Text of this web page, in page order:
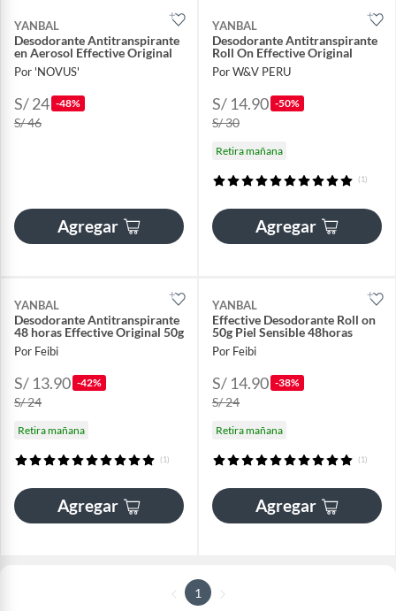
YANBAL
Desodorante Antitranspirante
en Aerosol Effective Original
Por 'NOVUS'
S/ 24 -48%
S/ 46
Agregar
YANBAL
Desodorante Antitranspirante
Roll On Effective Original
Por W&V PERU
S/ 14.90 -50%
S/ 30
Retira mañana
(1)
Agregar
YANBAL
Desodorante Antitranspirante
48 horas Effective Original 50g
Por Feibi
S/ 13.90 -42%
S/ 24
Retira mañana
(1)
Agregar
YANBAL
Effective Desodorante Roll on
50g Piel Sensible 48horas
Por Feibi
S/ 14.90 -38%
S/ 24
Retira mañana
(1)
Agregar
1